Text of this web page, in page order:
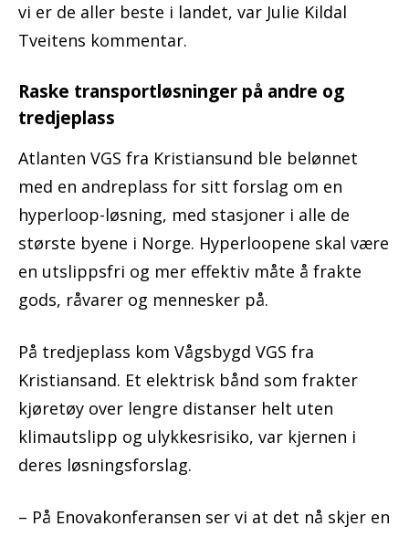
vi er de aller beste i landet, var Julie Kildal
Tveitens kommentar.
Raske transportløsninger på andre og
tredjeplass
Atlanten VGS fra Kristiansund ble belønnet
med en andreplass for sitt forslag om en
hyperloop-løsning, med stasjoner i alle de
største byene i Norge. Hyperloopene skal være
en utslippsfri og mer effektiv måte å frakte
gods, råvarer og mennesker på.
På tredjeplass kom Vågsbygd VGS fra
Kristiansand. Et elektrisk bånd som frakter
kjøretøy over lengre distanser helt uten
klimautslipp og ulykkesrisiko, var kjernen i
deres løsningsforslag.
– På Enovakonferansen ser vi at det nå skjer en